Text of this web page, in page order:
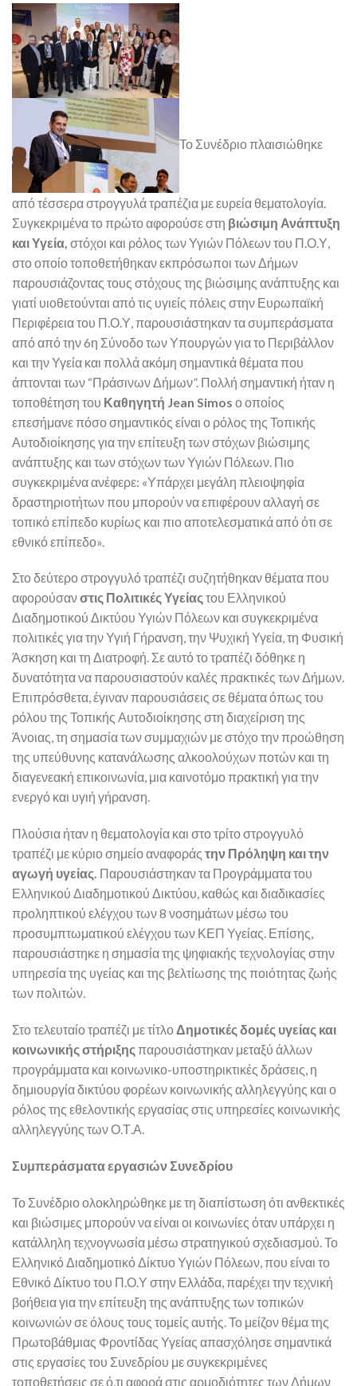
Το Συνέδριο πλαισιώθηκε
από τέσσερα στρογγυλά τραπέζια με ευρεία θεματολογία.
Συγκεκριμένα το πρώτο αφορούσε στη βιώσιμη Ανάπτυξη
και Υγεία, στόχοι και ρόλος των Υγιών Πόλεων του Π.Ο.Υ,
στο οποίο τοποθετήθηκαν εκπρόσωποι των Δήμων
παρουσιάζοντας τους στόχους της βιώσιμης ανάπτυξης και
γιατί υιοθετούνται από τις υγιείς πόλεις στην Ευρωπαϊκή
Περιφέρεια του Π.Ο.Υ, παρουσιάστηκαν τα συμπεράσματα
από από την 6η Σύνοδο των Υπουργών για το Περιβάλλον
και την Υγεία και πολλά ακόμη σημαντικά θέματα που
άπτονται των “Πράσινων Δήμων”. Πολλή σημαντική ήταν η
τοποθέτηση του Καθηγητή Jean Simos ο οποίος
επεσήμανε πόσο σημαντικός είναι ο ρόλος της Τοπικής
Αυτοδιοίκησης για την επίτευξη των στόχων βιώσιμης
ανάπτυξης και των στόχων των Υγιών Πόλεων. Πιο
συγκεκριμένα ανέφερε: «Υπάρχει μεγάλη πλειοψηφία
δραστηριοτήτων που μπορούν να επιφέρουν αλλαγή σε
τοπικό επίπεδο κυρίως και πιο αποτελεσματικά από ότι σε
εθνικό επίπεδο».
Στο δεύτερο στρογγυλό τραπέζι συζητήθηκαν θέματα που
αφορούσανστις Πολιτικές Υγείας του Ελληνικού
Διαδημοτικού Δικτύου Υγιών Πόλεων και συγκεκριμένα
πολιτικές για την Υγιή Γήρανση, την Ψυχική Υγεία, τη Φυσική
Άσκηση και τη Διατροφή. Σε αυτό το τραπέζι δόθηκε η
δυνατότητα να παρουσιαστούν καλές πρακτικές των Δήμων.
Επιπρόσθετα, έγιναν παρουσιάσεις σε θέματα όπως του
ρόλου της Τοπικής Αυτοδιοίκησης στη διαχείριση της
Άνοιας, τη σημασία των συμμαχιών με στόχο την προώθηση
της υπεύθυνης κατανάλωσης αλκοολούχων ποτών και τη
διαγενεακή επικοινωνία, μια καινοτόμο πρακτική για την
ενεργό και υγιή γήρανση.
Πλούσια ήταν η θεματολογία και στο τρίτο στρογγυλό
τραπέζι με κύριο σημείο αναφοράς την Πρόληψη και την
αγωγή υγείας. Παρουσιάστηκαν τα Προγράμματα του
Ελληνικού Διαδημοτικού Δικτύου, καθώς και διαδικασίες
προληπτικού ελέγχου των 8 νοσημάτων μέσω του
προσυμπτωματικού ελέγχου των ΚΕΠ Υγείας. Επίσης,
παρουσιάστηκε η σημασία της ψηφιακής τεχνολογίας στην
υπηρεσία της υγείας και της βελτίωσης της ποιότητας ζωής
των πολιτών.
Στο τελευταίο τραπέζι με τίτλοΔημοτικές δομές υγείας και
κοινωνικής στήριξης παρουσιάστηκαν μεταξύ άλλων
προγράμματα και κοινωνικο-υποστηρικτικές δράσεις, η
δημιουργία δικτύου φορέων κοινωνικής αλληλεγγύης και ο
ρόλος της εθελοντικής εργασίας στις υπηρεσίες κοινωνικής
αλληλεγγύης των Ο.Τ.Α.
Συμπεράσματα εργασιών Συνεδρίου
Το Συνέδριο ολοκληρώθηκε με τη διαπίστωση ότι ανθεκτικές
και βιώσιμες μπορούν να είναι οι κοινωνίες όταν υπάρχει η
κατάλληλη τεχνογνωσία μέσω στρατηγικού σχεδιασμού. Το
Ελληνικό Διαδημοτικό Δίκτυο Υγιών Πόλεων, που είναι το
Εθνικό Δίκτυο του Π.Ο.Υ στην Ελλάδα, παρέχει την τεχνική
βοήθεια για την επίτευξη της ανάπτυξης των τοπικών
κοινωνιών σε όλους τους τομείς αυτής. Το μείζον θέμα της
Πρωτοβάθμιας Φροντίδας Υγείας απασχόλησε σημαντικά
στις εργασίες του Συνεδρίου με συγκεκριμένες
τοποθετήσεις σε ό,τι αφορά στις αρμοδιότητες των Δήμων